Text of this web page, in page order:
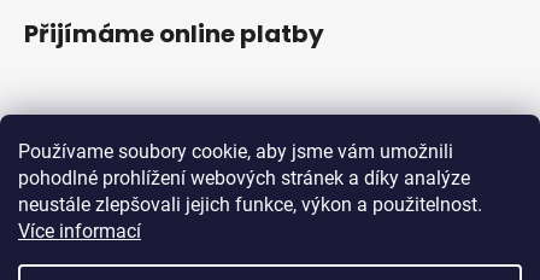
Používame soubory cookie, aby jsme vám umožnili
pohodlné prohlížení webových stránek a díky analýze
neustále zlepšovali jejich funkce, výkon a použitelnost.
Více informací
Přijímáme online platby